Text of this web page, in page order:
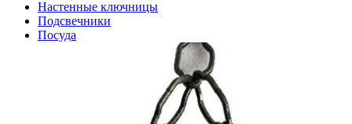
Настенные ключницы
Подсвечники
Посуда